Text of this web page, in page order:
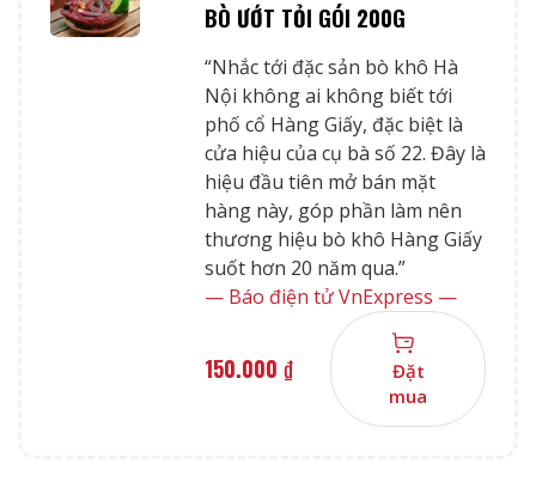
BÒ ƯỚT TỎI GÓI 200G
“Nhắc tới đặc sản bò khô Hà
Nội không ai không biết tới
phố cổ Hàng Giấy, đặc biệt là
cửa hiệu của cụ bà số 22. Đây là
hiệu đầu tiên mở bán mặt
hàng này, góp phần làm nên
thương hiệu bò khô Hàng Giấy
suốt hơn 20 năm qua.”
— Báo điện tử VnExpress —
150.000 ₫
Đặt
mua